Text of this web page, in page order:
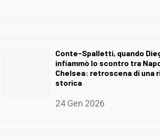
Conte-Spalletti, quando
infiammò lo scontro tra
Chelsea: retroscena di una
storica
24 Gen 2026